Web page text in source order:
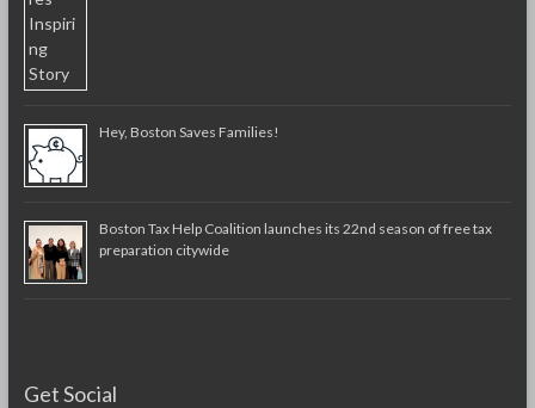
Hey, Boston Saves Families!
Boston Tax Help Coalition launches its 22nd season of free tax
preparation citywide
Get Social